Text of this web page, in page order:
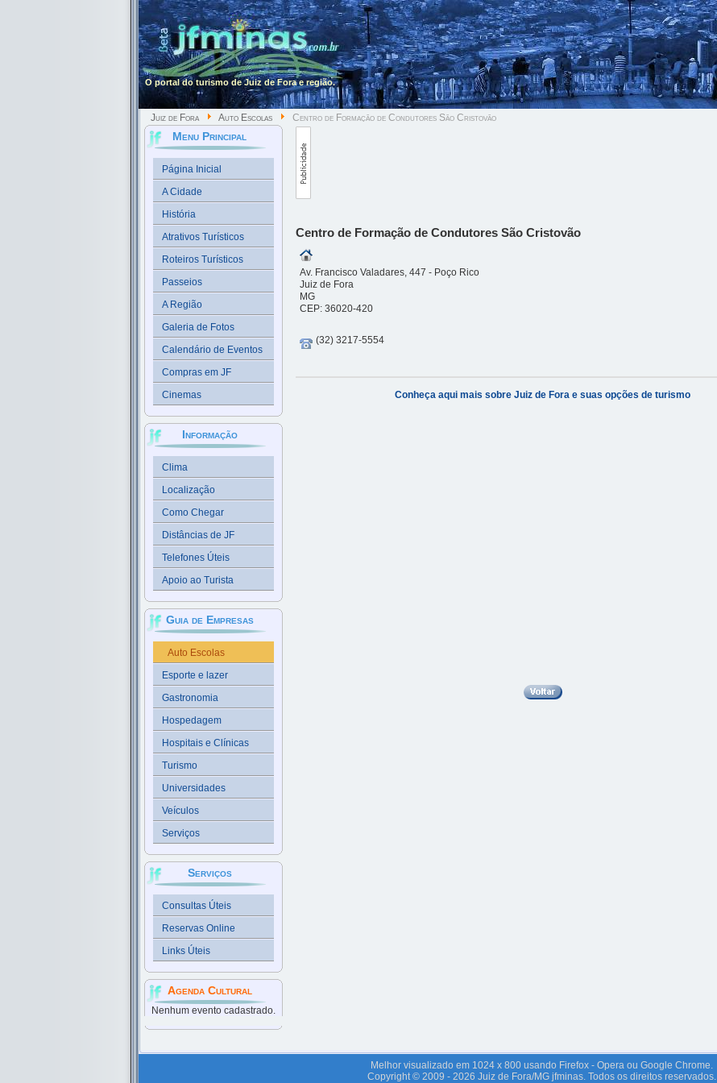
O portal do turismo de Juiz de Fora e região.
Juiz de Fora Auto Escolas Centro de Formação de Condutores São Cristovão
Menu Principal
Página Inicial
A Cidade
História
Atrativos Turísticos
Roteiros Turísticos
Passeios
A Região
Galeria de Fotos
Calendário de Eventos
Compras em JF
Cinemas
Informação
Clima
Localização
Como Chegar
Distâncias de JF
Telefones Úteis
Apoio ao Turista
Guia de Empresas
Auto Escolas
Esporte e lazer
Gastronomia
Hospedagem
Hospitais e Clínicas
Turismo
Universidades
Veículos
Serviços
Serviços
Consultas Úteis
Reservas Online
Links Úteis
Agenda Cultural
Nenhum evento cadastrado.
Centro de Formação de Condutores São Cristovão
Av. Francisco Valadares, 447 - Poço Rico
Juiz de Fora
MG
CEP: 36020-420
(32) 3217-5554
Conheça aqui mais sobre Juiz de Fora e suas opções de turismo
Melhor visualizado em 1024 x 800 usando Firefox - Opera ou Google Chrome.
Copyright © 2009 - 2026 Juiz de Fora/MG jfminas. Todos os direitos reservados.